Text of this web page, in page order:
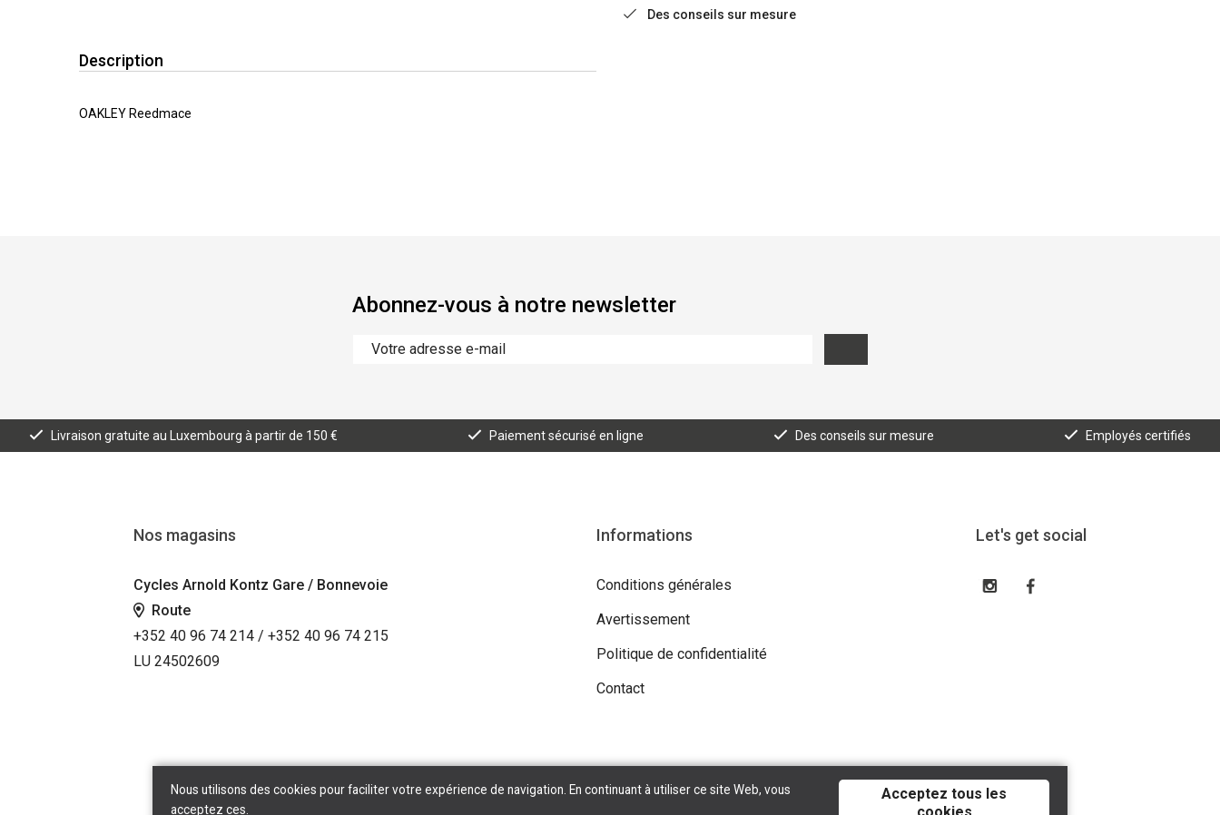
Des conseils sur mesure
Description
OAKLEY Reedmace
Abonnez-vous à notre newsletter
Livraison gratuite au Luxembourg à partir de 150 € Paiement sécurisé en ligne Des conseils sur mesure Employés certifiés
Nos magasins
Cycles Arnold Kontz Gare / Bonnevoie
Route
+352 40 96 74 214 / +352 40 96 74 215
LU 24502609
Informations
Conditions générales
Avertissement
Politique de confidentialité
Contact
Let's get social
Nous utilisons des cookies pour faciliter votre expérience de navigation. En continuant à utiliser ce site Web, vous
acceptez ces.
Acceptez tous les